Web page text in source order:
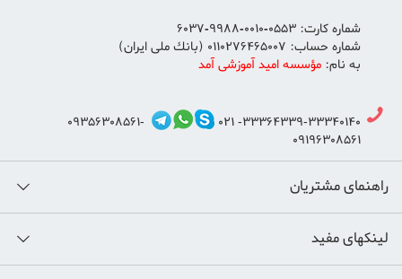
شماره كارت: 0553-0010-9988-6037
شماره حساب: 0110276465007 (بانك ملی ايران)
به نام: مؤسسه اميد آموزشی آمد
33364339-33340140- 021
09356308561-
09196308561
راهنمای مشتریان
لینکهای مفید